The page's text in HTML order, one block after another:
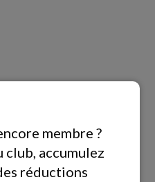
membre ?
club, accumulez
réductions